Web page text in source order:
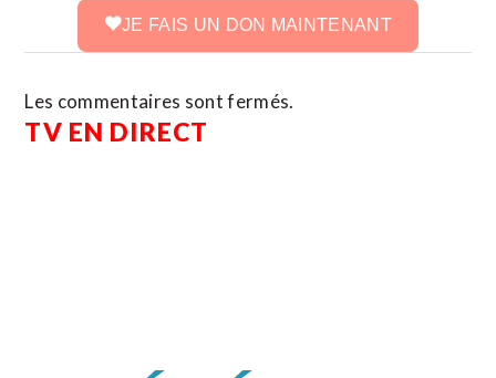
JE FAIS UN DON MAINTENANT
Les commentaires sont fermés.
TV EN DIRECT